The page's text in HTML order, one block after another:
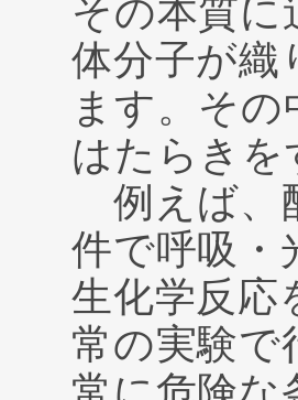
その本質に
体分子が織
ます。そ
はたらきを
例えば、
件で呼吸・
生化学反応
常の実験で